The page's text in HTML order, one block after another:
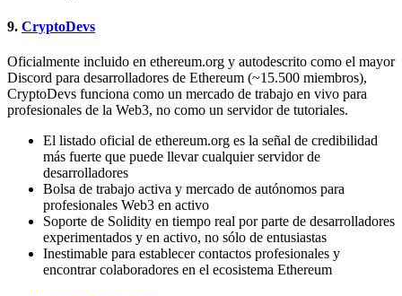
9. CryptoDevs
Oficialmente incluido en ethereum.org y autodescrito como el mayor
Discord para desarrolladores de Ethereum (~15.500 miembros),
CryptoDevs funciona como un mercado de trabajo en vivo para
profesionales de la Web3, no como un servidor de tutoriales.
El listado oficial de ethereum.org es la señal de credibilidad
más fuerte que puede llevar cualquier servidor de
desarrolladores
Bolsa de trabajo activa y mercado de autónomos para
profesionales Web3 en activo
Soporte de Solidity en tiempo real por parte de desarrolladores
experimentados y en activo, no sólo de entusiastas
Inestimable para establecer contactos profesionales y
encontrar colaboradores en el ecosistema Ethereum